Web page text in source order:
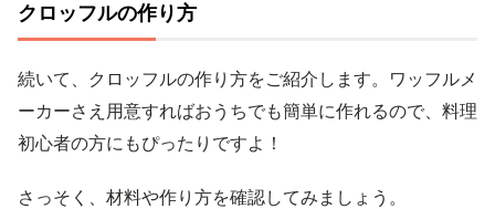
クロッフルの作り方
続いて、クロッフルの作り方をご紹介します。ワッフルメ
ーカーさえ用意すればおうちでも簡単に作れるので、料理
初心者の方にもぴったりですよ！
さっそく、材料や作り方を確認してみましょう。